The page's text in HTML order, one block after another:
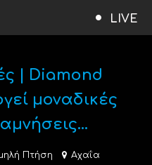
LIVE
| Diamond
μοναδικές
Πτήση Αχαΐα